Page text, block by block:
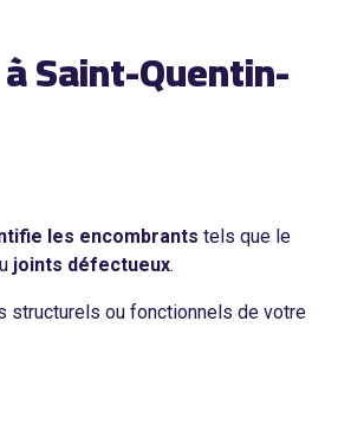
Saint-Quentin-
les encombrants tels que le
joints défectueux.
structurels ou fonctionnels de votre